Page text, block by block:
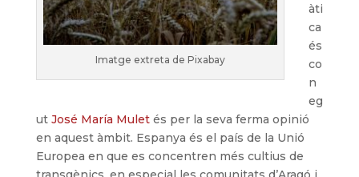
Imatge extreta de Pixabay
àti
ca
és
co
n
eg
ut José María Muletés per la seva ferma opinió
en aquest àmbit. Espanya és el país de la Unió
Europea en que es concentren més cultius de